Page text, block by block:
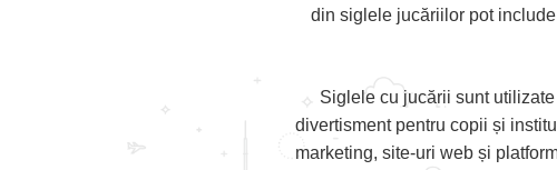
din siglele jucăriilor pot
Siglele cu jucării sunt
divertisment pentru copii și
marketing, site-uri web și